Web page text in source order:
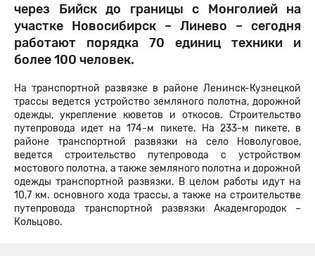
через Бийск до границы с Монголией на
участке Новосибирск – Линево – сегодня
работают порядка 70 единиц техники и
более 100 человек.
На транспортной развязке в районе Ленинск-Кузнецкой
трассы ведется устройство земляного полотна, дорожной
одежды, укрепление кюветов и откосов. Строительство
путепровода идет на 174-м пикете. На 233-м пикете, в
районе транспортной развязки на село Новолуговое,
ведется строительство путепровода с устройством
мостового полотна, а также земляного полотна и дорожной
одежды транспортной развязки. В целом работы идут на
10,7 км. основного хода трассы, а также на строительстве
путепровода транспортной развязки Академгородок –
Кольцово.